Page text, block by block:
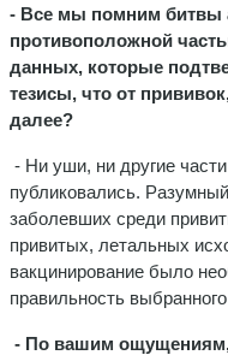
- Все мы помним битвы
противоположной
данных, которые
тезисы, что от
далее?
- Ни уши, ни другие
публиковались.
заболевших среди
привитых, летальных
вакцинирование было
правильность выбранного
- По вашим